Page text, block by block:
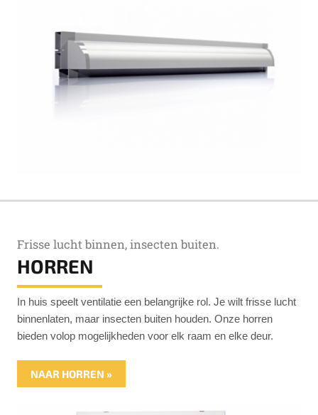
Frisse lucht binnen, insecten buiten.
HORREN
In huis speelt ventilatie een belangrijke rol. Je wilt frisse lucht
binnenlaten, maar insecten buiten houden. Onze horren
bieden volop mogelijkheden voor elk raam en elke deur.
NAAR HORREN »